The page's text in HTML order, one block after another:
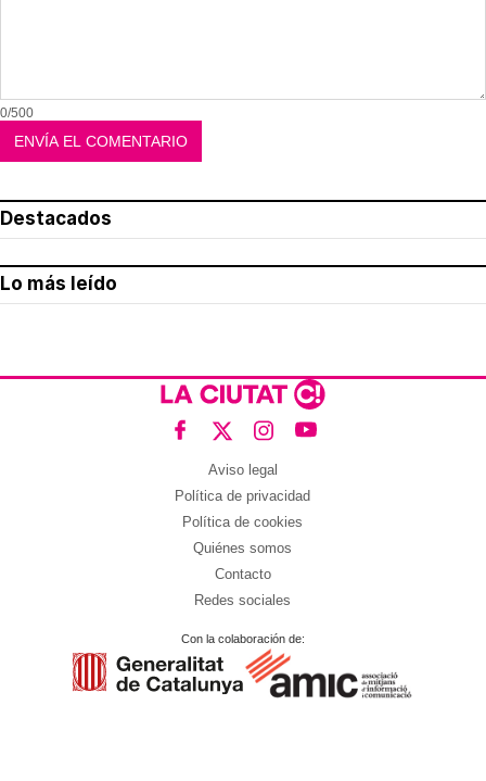
0/500
Destacados
Lo más leído
Aviso legal
Política de privacidad
Política de cookies
Quiénes somos
Contacto
Redes sociales
Con la colaboración de: